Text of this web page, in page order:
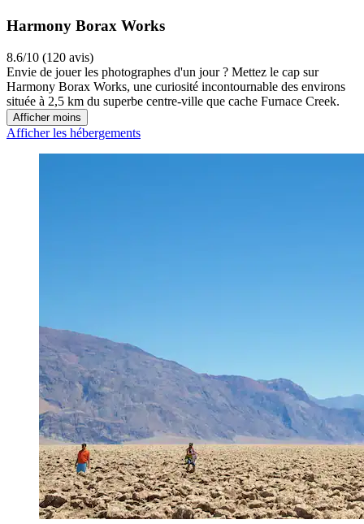
Harmony Borax Works
8.6/10 (120 avis)
Envie de jouer les photographes d'un jour ? Mettez le cap sur
Harmony Borax Works, une curiosité incontournable des environs
située à 2,5 km du superbe centre-ville que cache Furnace Creek.
Afficher moins
Afficher les hébergements